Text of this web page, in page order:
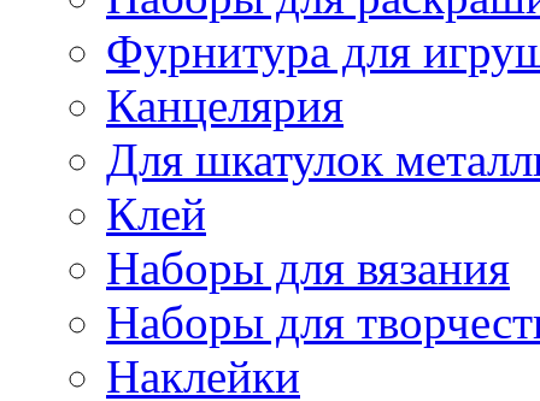
Фурнитура для
Канцелярия
Для шкатулок
Клей
Наборы для вязания
Наборы для
Наклейки